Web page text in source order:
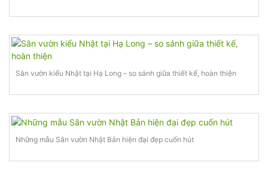
Sân vườn kiểu Nhật tại Hạ Long – so sánh giữa thiết kế, hoàn thiện
Những mẫu Sân vườn Nhật Bản hiện đại đẹp cuốn hút